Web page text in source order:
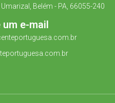
Belém - PA, 66055-240
um e-mail